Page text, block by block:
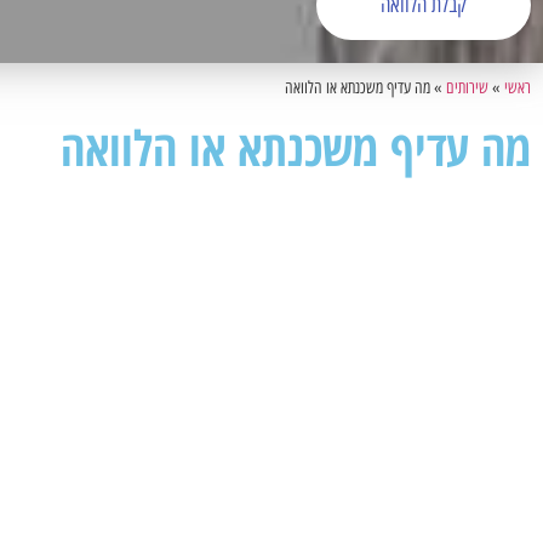
ראשי »שירותים »מה עדיף משכנתא או הלוואה
מה עדיף משכנתא או הלוואה